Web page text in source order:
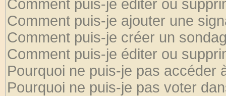
Comment puis-je éditer ou
Comment puis-je ajouter une
Comment puis-je créer un
Comment puis-je éditer ou
Pourquoi ne puis-je pas accéder
Pourquoi ne puis-je pas voter